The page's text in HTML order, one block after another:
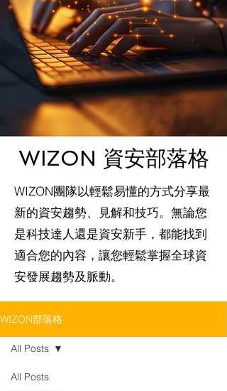
WIZON 資安部落格
WIZON團隊以輕鬆易懂的方式分享最
新的資安趨勢、見解和技巧。無論您
是科技達人還是資安新手，都能找到
適合您的內容，讓您輕鬆掌握全球資
安發展趨勢及脈動。
WIZON部落格
All Posts
All Posts